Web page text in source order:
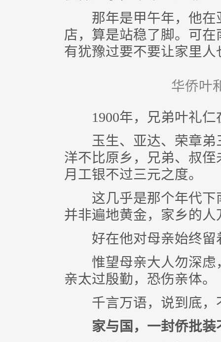
那年是甲午年，他在
店，算是站稳了脚。可
有犹豫过要不要让家里人
华侨叶
1900年，兄弟叶礼仁
玉生、亚达、荣章弟
洋不比原乡，兄弟、叔
月工银不过三元之度。
这几乎是那个年代下
并非遍地黄金，家乡的
好在他对母亲始终留
惟望母亲大人勿深虑
亲太过殷勤，恐伤亲体。
千言万语，说到底，
家与国，一封侨批